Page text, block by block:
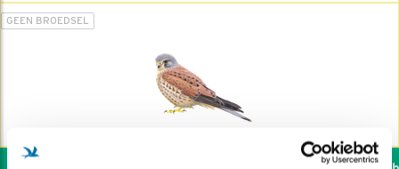
GEEN BROEDSEL